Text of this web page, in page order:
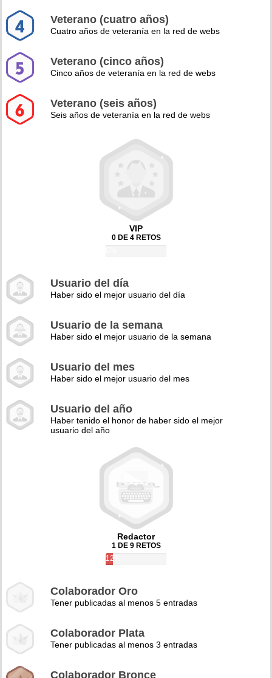
Veterano (cuatro años)
Cuatro años de veteranía en la red de webs
Veterano (cinco años)
Cinco años de veteranía en la red de webs
Veterano (seis años)
Seis años de veteranía en la red de webs
VIP
0 DE 4 RETOS
Usuario del día
Haber sido el mejor usuario del día
Usuario de la semana
Haber sido el mejor usuario de la semana
Usuario del mes
Haber sido el mejor usuario del mes
Usuario del año
Haber tenido el honor de haber sido el mejor
usuario del año
Redactor
1 DE 9 RETOS
12%
Colaborador Oro
Tener publicadas al menos 5 entradas
Colaborador Plata
Tener publicadas al menos 3 entradas
Colaborador Bronce